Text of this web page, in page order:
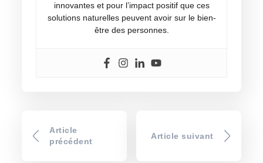
innovantes et pour l’impact positif que ces
solutions naturelles peuvent avoir sur le bien-
être des personnes.
Article
précédent
Article suivant